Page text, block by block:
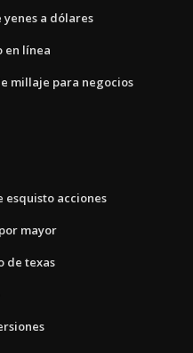
a dólares
en línea
millaje para negocios
esquisto acciones
mayor
de texas